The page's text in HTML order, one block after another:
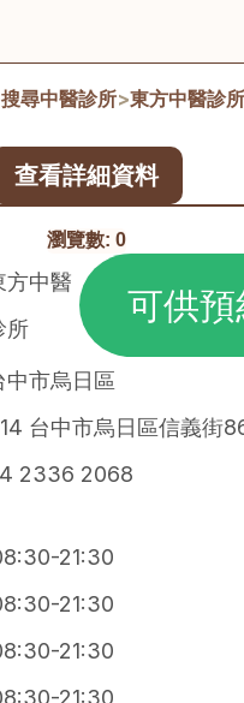
搜尋中醫診所>東方中醫診所
瀏覽數: 0
方中醫
所
可供預
中市烏日區
台中市烏日區信義街
2336 2068
21:30
21:30
21:30
21:30
查看詳細資料